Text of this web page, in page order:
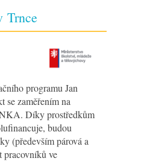
Trnce
programu Jan
se zaměřením na
Díky prostředkům
budou
(především párová a
pracovníků ve